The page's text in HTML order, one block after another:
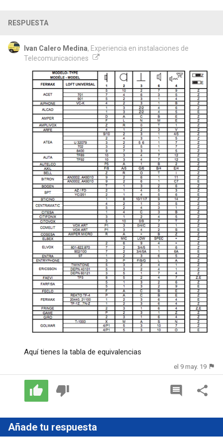
RESPUESTA
Ivan Calero Medina, Experiencia en instalaciones de
Telecomunicaciones
Aquí tienes la tabla de equivalencias
el 9 may. 19
Añade tu respuesta